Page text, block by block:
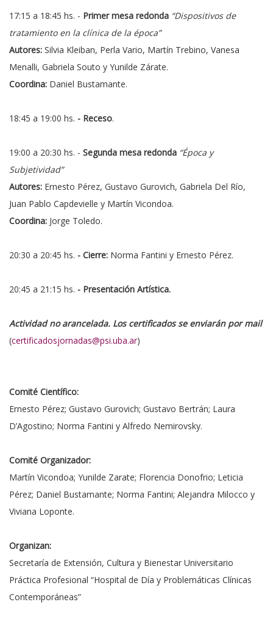
17:15 a 18:45 hs. - Primer mesa redonda “Dispositivos de
tratamiento en la clínica de la época”
Autores: Silvia Kleiban, Perla Vario, Martín Trebino, Vanesa
Menalli, Gabriela Souto y Yunilde Zárate.
Coordina: Daniel Bustamante.
18:45 a 19:00 hs. - Receso.
19:00 a 20:30 hs. - Segunda mesa redonda “Época y
Subjetividad”
Autores: Ernesto Pérez, Gustavo Gurovich, Gabriela Del Río,
Juan Pablo Capdevielle y Martín Vicondoa.
Coordina: Jorge Toledo.
20:30 a 20:45 hs. - Cierre: Norma Fantini y Ernesto Pérez.
20:45 a 21:15 hs. - Presentación Artística.
Actividad no arancelada. Los certificados se enviarán por mail
(certificadosjornadas@psi.uba.ar)
Comité Científico:
Ernesto Pérez; Gustavo Gurovich; Gustavo Bertrán; Laura
D’Agostino; Norma Fantini y Alfredo Nemirovsky.
Comité Organizador:
Martín Vicondoa; Yunilde Zarate; Florencia Donofrio; Leticia
Pérez; Daniel Bustamante; Norma Fantini; Alejandra Milocco y
Viviana Loponte.
Organizan:
Secretaría de Extensión, Cultura y Bienestar Universitario
Práctica Profesional “Hospital de Día y Problemáticas Clínicas
Contemporáneas”